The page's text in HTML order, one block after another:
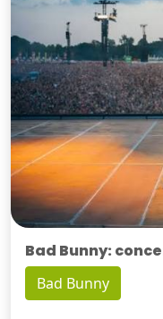
Bad Bunny:
Bad Bunny